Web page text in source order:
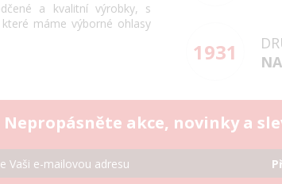
a kvalitní výrobky, s
máme výborné ohlasy
1931
Nepropásněte akce, novinky a